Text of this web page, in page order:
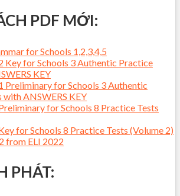
PDF MỚI:
for Schools 1,2,3,4,5
Key for Schools 3 Authentic Practice
KEY
Preliminary for Schools 3 Authentic
with ANSWERS KEY
for Schools 8 Practice Tests
for Schools 8 Practice Tests (Volume 2)
from ELI 2022
PHÁT: